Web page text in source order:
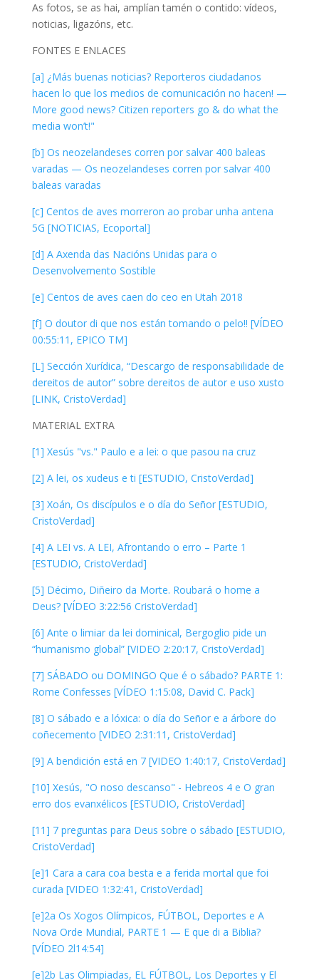
As fotos, se as hai, amplían tamén o contido: vídeos,
noticias, ligazóns, etc.
FONTES E ENLACES
[a] ¿Más buenas noticias? Reporteros ciudadanos
hacen lo que los medios de comunicación no hacen! —
More good news? Citizen reporters go & do what the
media won’t!"
[b] Os neozelandeses corren por salvar 400 baleas
varadas — Os neozelandeses corren por salvar 400
baleas varadas
[c] Centos de aves morreron ao probar unha antena
5G [NOTICIAS, Ecoportal]
[d] A Axenda das Nacións Unidas para o
Desenvolvemento Sostible
[e] Centos de aves caen do ceo en Utah 2018
[f] O doutor di que nos están tomando o pelo!! [VÍDEO
00:55:11, EPICO TM]
[L] Sección Xurídica, “Descargo de responsabilidade de
dereitos de autor” sobre dereitos de autor e uso xusto
[LINK, CristoVerdad]
MATERIAL EXTRA
[1] Xesús "vs." Paulo e a lei: o que pasou na cruz
[2] A lei, os xudeus e ti [ESTUDIO, CristoVerdad]
[3] Xoán, Os discípulos e o día do Señor [ESTUDIO,
CristoVerdad]
[4] A LEI vs. A LEI, Afrontando o erro – Parte 1
[ESTUDIO, CristoVerdad]
[5] Décimo, Diñeiro da Morte. Roubará o home a
Deus? [VÍDEO 3:22:56 CristoVerdad]
[6] Ante o limiar da lei dominical, Bergoglio pide un
“humanismo global” [VIDEO 2:20:17, CristoVerdad]
[7] SÁBADO ou DOMINGO Que é o sábado? PARTE 1:
Rome Confesses [VÍDEO 1:15:08, David C. Pack]
[8] O sábado e a lóxica: o día do Señor e a árbore do
coñecemento [VIDEO 2:31:11, CristoVerdad]
[9] A bendición está en 7 [VIDEO 1:40:17, CristoVerdad]
[10] Xesús, "O noso descanso" - Hebreos 4 e O gran
erro dos evanxélicos [ESTUDIO, CristoVerdad]
[11] 7 preguntas para Deus sobre o sábado [ESTUDIO,
CristoVerdad]
[e]1 Cara a cara coa besta e a ferida mortal que foi
curada [VIDEO 1:32:41, CristoVerdad]
[e]2a Os Xogos Olímpicos, FÚTBOL, Deportes e A
Nova Orde Mundial, PARTE 1 — E que di a Biblia?
[VÍDEO 2l14:54]
[e]2b Las Olimpiadas, EL FÚTBOL, Los Deportes y El